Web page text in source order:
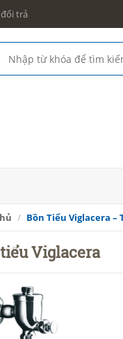
trả
Bồn Tiểu Viglacera
Viglacera